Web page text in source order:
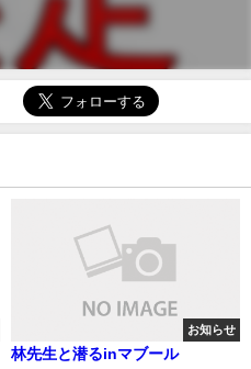
お知らせ
林先生と潜るinマブール